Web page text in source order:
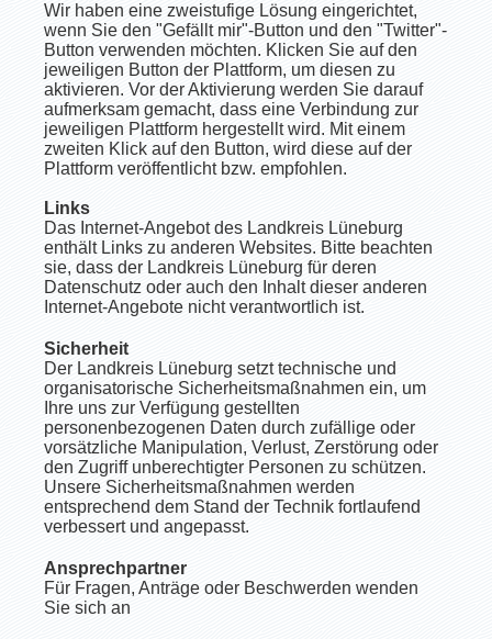
Wir haben eine zweistufige Lösung eingerichtet,
wenn Sie den "Gefällt mir"-Button und den "Twitter"-
Button verwenden möchten. Klicken Sie auf den
jeweiligen Button der Plattform, um diesen zu
aktivieren. Vor der Aktivierung werden Sie darauf
aufmerksam gemacht, dass eine Verbindung zur
jeweiligen Plattform hergestellt wird. Mit einem
zweiten Klick auf den Button, wird diese auf der
Plattform veröffentlicht bzw. empfohlen.
Links
Das Internet-Angebot des Landkreis Lüneburg
enthält Links zu anderen Websites. Bitte beachten
sie, dass der Landkreis Lüneburg für deren
Datenschutz oder auch den Inhalt dieser anderen
Internet-Angebote nicht verantwortlich ist.
Sicherheit
Der Landkreis Lüneburg setzt technische und
organisatorische Sicherheitsmaßnahmen ein, um
Ihre uns zur Verfügung gestellten
personenbezogenen Daten durch zufällige oder
vorsätzliche Manipulation, Verlust, Zerstörung oder
den Zugriff unberechtigter Personen zu schützen.
Unsere Sicherheitsmaßnahmen werden
entsprechend dem Stand der Technik fortlaufend
verbessert und angepasst.
Ansprechpartner
Für Fragen, Anträge oder Beschwerden wenden
Sie sich an